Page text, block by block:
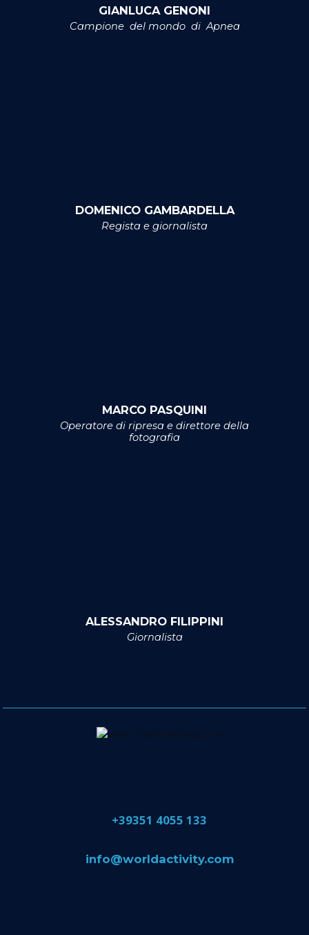
GIANLUCA GENONI
Campione del mondo di Apnea
DOMENICO GAMBARDELLA
Regista e giornalista
MARCO PASQUINI
Operatore di ripresa e direttore della
fotografia
ALESSANDRO FILIPPINI
Giornalista
​+39351 4055 133
​info@​worldactivity.com